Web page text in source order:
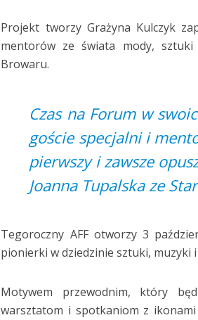
Projekt tworzy Grażyna Kulczyk
mentorów ze świata mody, sztuki
Browaru.
Czas na Forum w
goście specjalni i
pierwszy i zawsze
Joanna Tupalska ze
Tegoroczny AFF otworzy 3
pionierki w dziedzinie sztuki, muzyki
Motywem przewodnim, który
warsztatom i spotkaniom z